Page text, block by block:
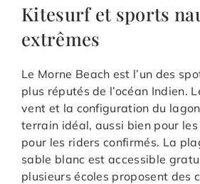
Kitesurf et sports
extrêmes
Le Morne Beach est l’un des
plus réputés de l’océan Indien.
vent et la configuration du
terrain idéal, aussi bien pour
pour les riders confirmés. La
sable blanc est accessible
plusieurs écoles proposent des